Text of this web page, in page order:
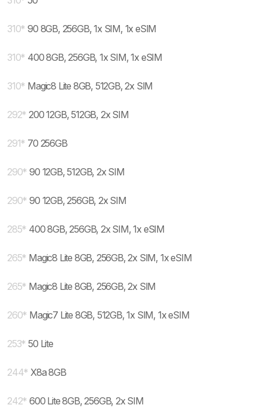
310* 90 8GB, 256GB, 1x SIM, 1x eSIM
310* 400 8GB, 256GB, 1x SIM, 1x eSIM
310* Magic8 Lite 8GB, 512GB, 2x SIM
292* 200 12GB, 512GB, 2x SIM
291* 70 256GB
290* 90 12GB, 512GB, 2x SIM
290* 90 12GB, 256GB, 2x SIM
285* 400 8GB, 256GB, 2x SIM, 1x eSIM
265* Magic8 Lite 8GB, 256GB, 2x SIM, 1x eSIM
265* Magic8 Lite 8GB, 256GB, 2x SIM
260* Magic7 Lite 8GB, 512GB, 1x SIM, 1x eSIM
253* 50 Lite
244* X8a 8GB
242* 600 Lite 8GB, 256GB, 2x SIM